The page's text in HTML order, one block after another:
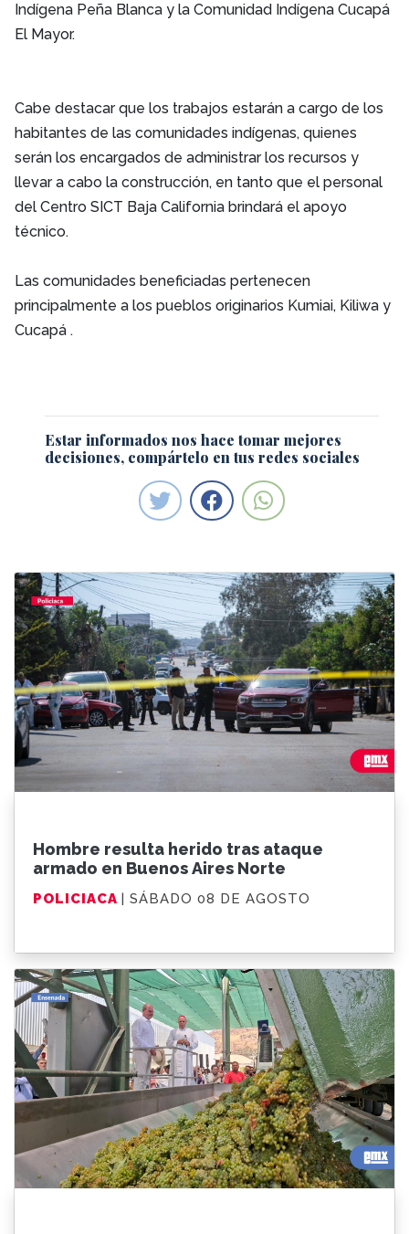
Hombre resulta herido tras ataque
armado en Buenos Aires Norte
POLICIACA | SÁBADO 08 DE AGOSTO
Indígena Peña Blanca y la Comunidad Indígena Cucapá
El Mayor.
Cabe destacar que los trabajos estarán a cargo de los
habitantes de las comunidades indígenas, quienes
serán los encargados de administrar los recursos y
llevar a cabo la construcción, en tanto que el personal
del Centro SICT Baja California brindará el apoyo
técnico.
Las comunidades beneficiadas pertenecen
principalmente a los pueblos originarios Kumiai, Kiliwa y
Cucapá .
Estar informados nos hace tomar mejores
decisiones, compártelo en tus redes sociales